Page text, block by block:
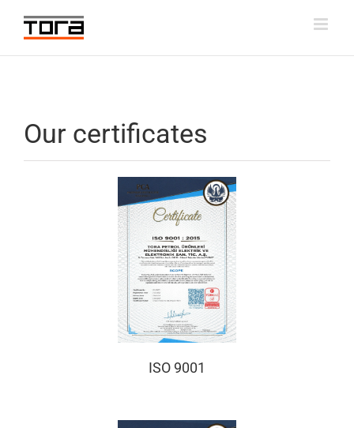
content
Our certificates
ISO 9001